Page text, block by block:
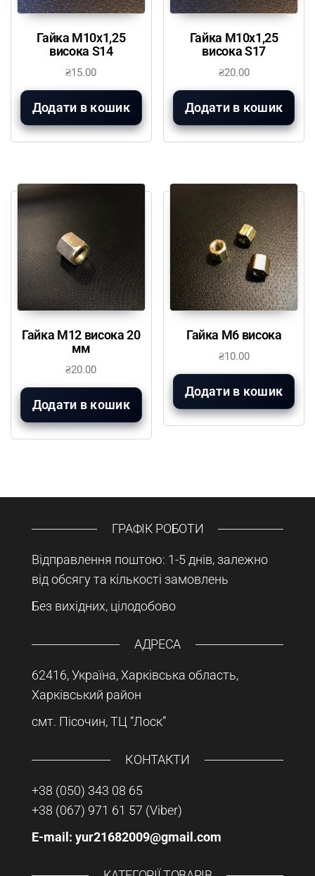
Гайка М10х1,25
висока S14
₴15.00
Додати в кошик
Гайка М10х1,25
висока S17
₴20.00
Додати в кошик
Гайка М12 висока 20
мм
₴20.00
Додати в кошик
Гайка М6 висока
₴10.00
Додати в кошик
ГРАФІК РОБОТИ
Відправлення поштою: 1-5 днів, залежно
від обсягу та кількості замовлень
Без вихідних, цілодобово
АДРЕСА
62416, Україна, Харківська область,
Харківський район
смт. Пісочин, ТЦ “Лоск”
КОНТАКТИ
+38 (050) 343 08 65
+38 (067) 971 61 57 (Viber)
E-mail: yur21682009@gmail.com